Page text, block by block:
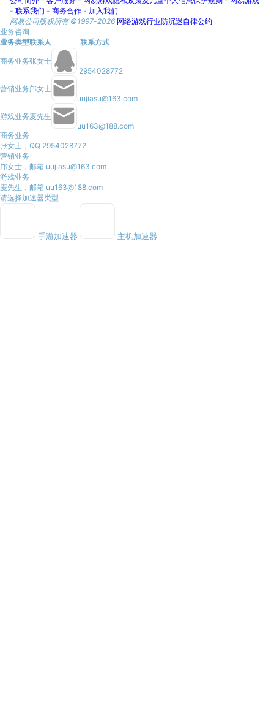
- 联系我们 - 商务合作- 加入我们
网易公司版权所有 ©1997-2026 网络游戏行业防沉迷自律公约
业务咨询
业务类型联系人 联系方式
商务业务张女士
2954028772
营销业务邝女士
uujiasu@163.com
游戏业务麦先生
uu163@188.com
商务业务
张女士，QQ 2954028772
营销业务
邝女士，邮箱 uujiasu@163.com
游戏业务
麦先生，邮箱 uu163@188.com
请选择加速器类型
手游加速器 主机加速器